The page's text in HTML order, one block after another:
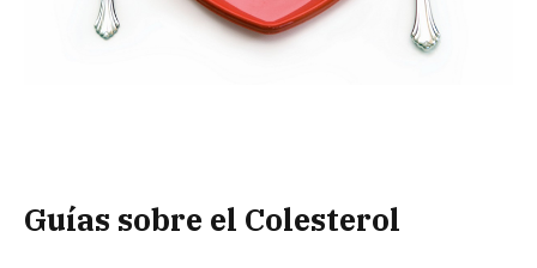
Guías sobre el Colesterol